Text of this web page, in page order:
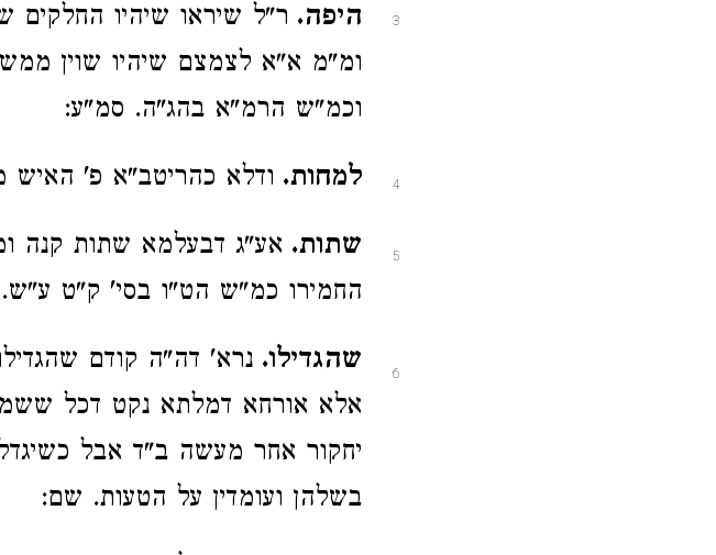
3 היפה. ר"ל שיראו שיהיו החלקים
ומ"מ א"א לצמצם שיהיו שוין ממש
וכמ"ש הרמ"א בהג"ה. סמ"ע:
4 למחות. ודלא כהריטב"א פ'
5 שתות. אע"ג דבעלמא שתות קנה
החמירו כמ"ש הט"ו בסי' ק"ט
6 שהגדילו. נרא' דה"ה קודם
אלא אורחא דמלתא נקט דכל
יחקור אחר מעשה ב"ד אבל
בשלהן ועומדין על הטעות. שם: